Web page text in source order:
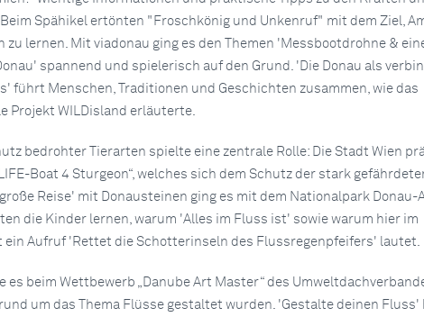
Spähikel ertönten "Froschkönig und Unkenruf" mit dem Ziel,
zu lernen. Mit viadonau ging es den Themen 'Messbootdrohne &
spannend und spielerisch auf den Grund. 'Die Donau als
führt Menschen, Traditionen und Geschichten zusammen, wie das
Projekt WILDisland erläuterte.
bedrohter Tierarten spielte eine zentrale Rolle: Die Stadt Wien
Boat 4 Sturgeon“, welches sich dem Schutz der stark
Reise' mit Donausteinen ging es mit dem Nationalpark Donau-
die Kinder lernen, warum 'Alles im Fluss ist' sowie warum hier im
ein Aufruf 'Rettet die Schotterinseln des Flussregenpfeifers' lautet.
es beim Wettbewerb „Danube Art Master“ des
um das Thema Flüsse gestaltet wurden. 'Gestalte deinen Fluss'